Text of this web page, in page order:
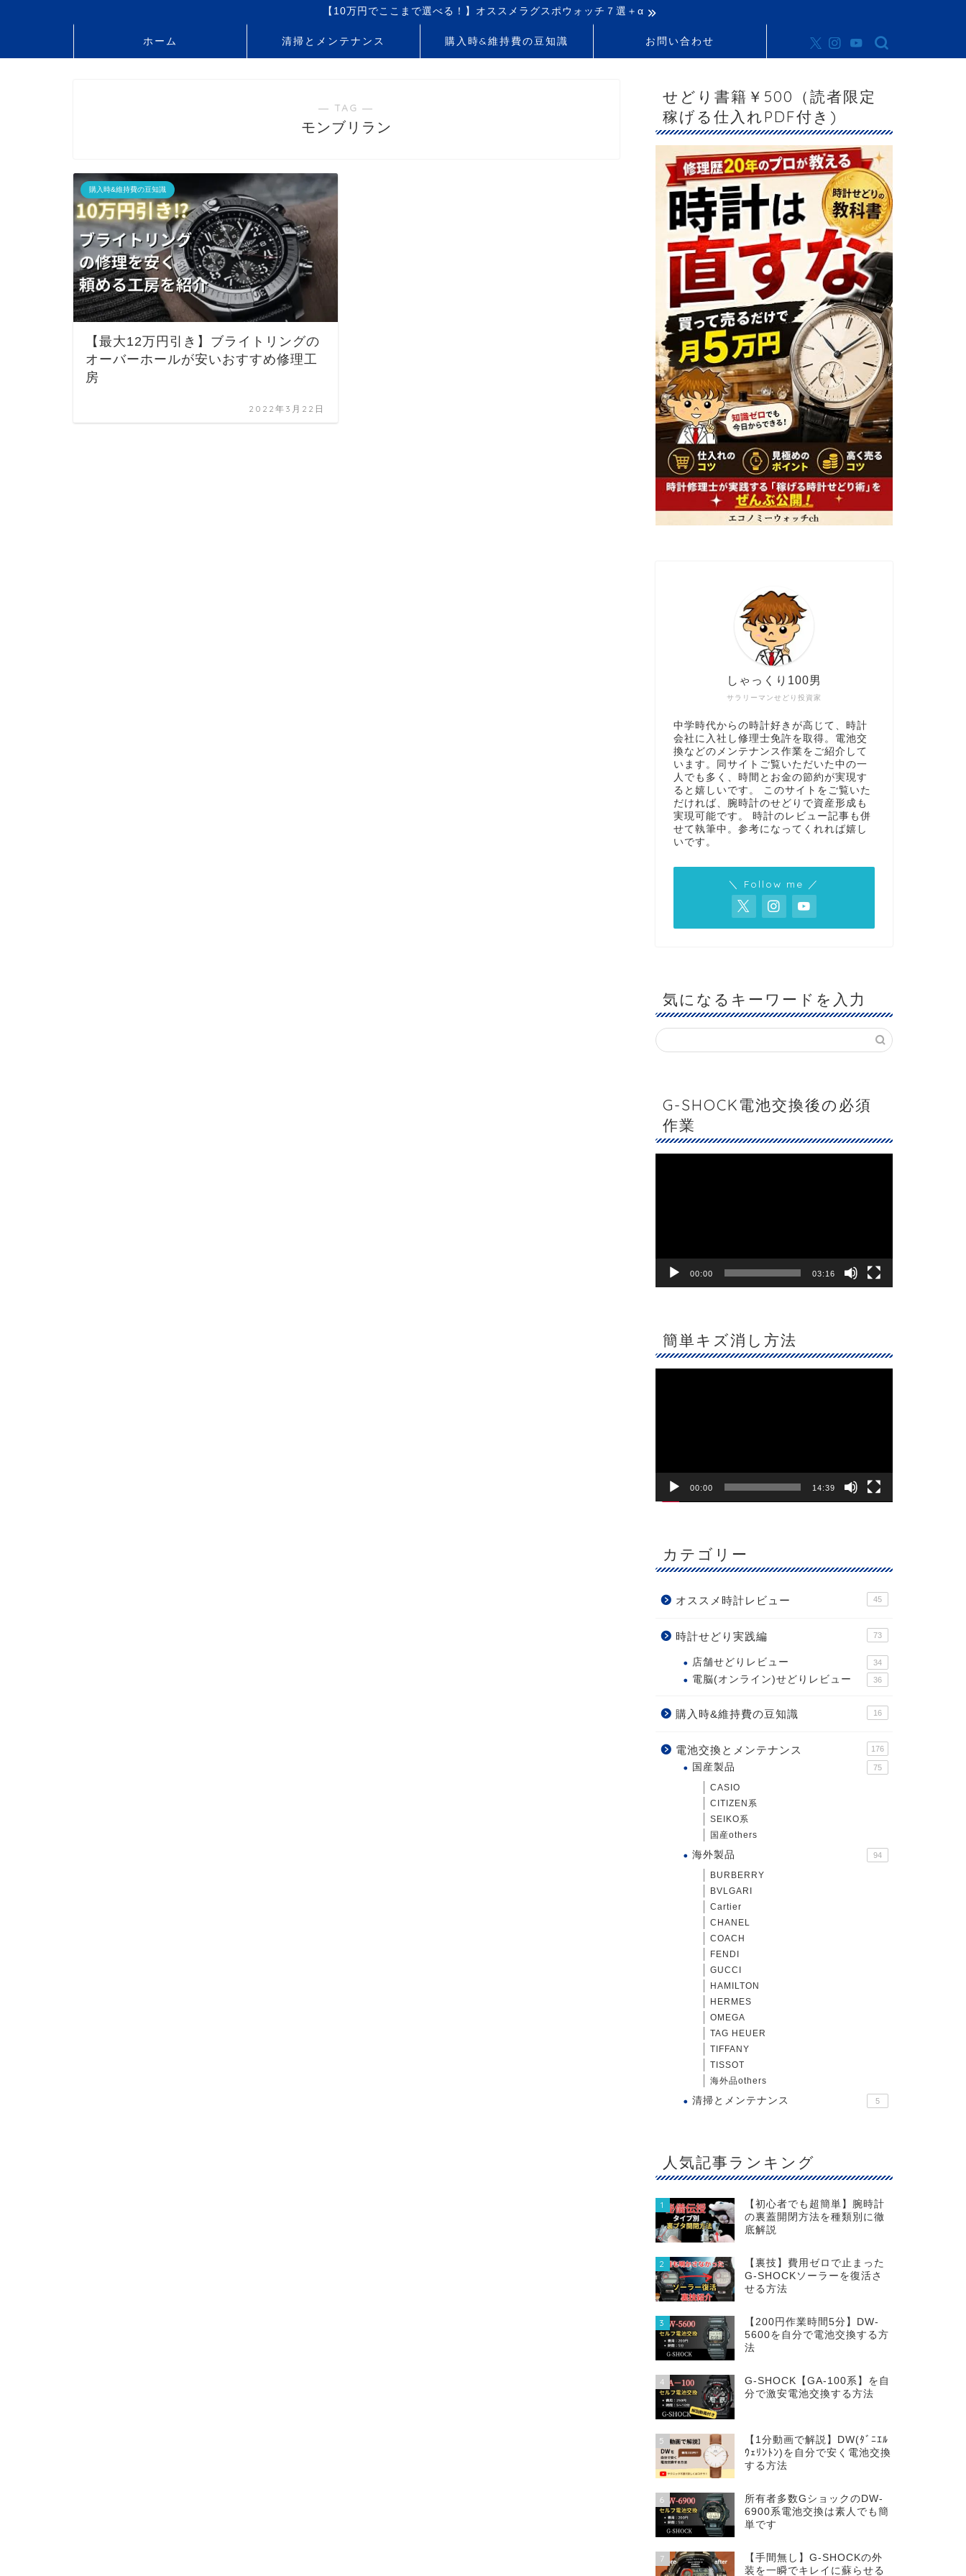
【10万円でここまで選べる！】オススメラグスポウォッチ７選＋α
ホーム 清掃とメンテナンス 購入時&維持費の豆知識 お問い合わせ
― TAG ―
モンブリラン
購入時&維持費の豆知識
【最大12万円引き】ブライトリングの
オーバーホールが安いおすすめ修理工
房
2022年3月22日
せどり書籍￥500（読者限定
稼げる仕入れPDF付き)
サラリーマンせどり投資家
しゃっくり100男
中学時代からの時計好きが高じて、時計
会社に入社し修理士免許を取得。電池交
換などのメンテナンス作業をご紹介して
います。同サイトご覧いただいた中の一
人でも多く、時間とお金の節約が実現す
ると嬉しいです。 このサイトをご覧いた
だければ、腕時計のせどりで資産形成も
実現可能です。 時計のレビュー記事も併
せて執筆中。参考になってくれれば嬉し
いです。
＼ Follow me ／
気になるキーワードを入力
G-SHOCK電池交換後の必須
作業
00:00 03:16
簡単キズ消し方法
00:00 14:39
カテゴリー
オススメ時計レビュー 45
時計せどり実践編 73
店舗せどりレビュー 34
電脳(オンライン)せどりレビュー 36
購入時&維持費の豆知識 16
電池交換とメンテナンス 176
国産製品 75
CASIO
CITIZEN系
SEIKO系
国産others
海外製品 94
BURBERRY
BVLGARI
Cartier
CHANEL
COACH
FENDI
GUCCI
HAMILTON
HERMES
OMEGA
TAG HEUER
TIFFANY
TISSOT
海外品others
清掃とメンテナンス 5
人気記事ランキング
1
【初心者でも超簡単】腕時計
の裏蓋開閉方法を種類別に徹
底解説
2
【裏技】費用ゼロで止まった
G-SHOCKソーラーを復活さ
せる方法
3
【200円作業時間5分】DW‐
5600を自分で電池交換する方
法
4
G-SHOCK【GA-100系】を自
分で激安電池交換する方法
5
【1分動画で解説】DW(ﾀﾞﾆｴﾙ
ｳｪﾘﾝﾄﾝ)を自分で安く電池交換
する方法
6
所有者多数GショックのDW-
6900系電池交換は素人でも簡
単です
7
【手間無し】G-SHOCKの外
装を一瞬でキレイに蘇らせる